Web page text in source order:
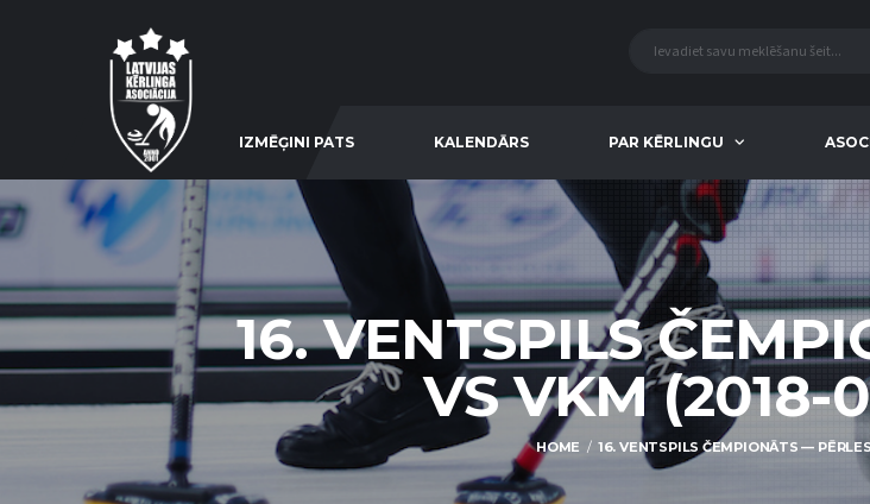
IZMĒĢINI PATS KALENDĀRS PAR KĒRLINGU
16. VENTSPILS
VS VKM (2018-
HOME 16. VENTSPILS ČEMPIONĀTS —